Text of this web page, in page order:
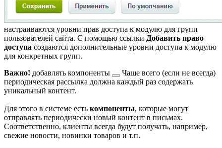
настраиваются уровни прав доступа к модулю для групп
пользователей сайта. С помощью ссылки Добавить право
доступа создаются дополнительные уровни доступа к модулю
для конкретных групп.
Важно! добавлять компоненты
Чаще всего (если не всегда)
периодическая рассылка должна каждый раз содержать
уникальный контент.
Для этого в системе есть компоненты, которые могут
отправлять периодически новый контент в письмах.
Соответственно, клиенты всегда будут получать, например,
свежие новости, новинки товаров и т.п.